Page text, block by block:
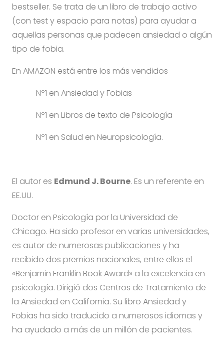
bestseller. Se trata de un libro de trabajo activo
(con test y espacio para notas) para ayudar a
aquellas personas que padecen ansiedad o algún
tipo de fobia.
En AMAZON está entre los más vendidos
Nº1 en Ansiedad y Fobias
Nº1 en Libros de texto de Psicología
Nº1 en Salud en Neuropsicología.
El autor es Edmund J. Bourne. Es un referente en
EE.UU.
Doctor en Psicología por la Universidad de
Chicago. Ha sido profesor en varias universidades,
es autor de numerosas publicaciones y ha
recibido dos premios nacionales, entre ellos el
«Benjamin Franklin Book Award» a la excelencia en
psicología. Dirigió dos Centros de Tratamiento de
la Ansiedad en California. Su libro Ansiedad y
Fobias ha sido traducido a numerosos idiomas y
ha ayudado a más de un millón de pacientes.